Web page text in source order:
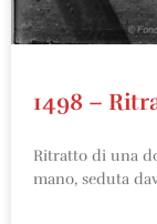
1498 –
Ritratto di una
mano, seduta